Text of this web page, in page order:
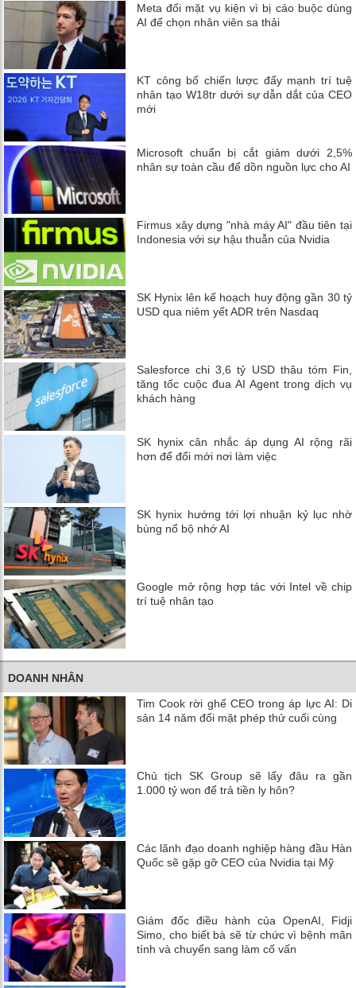
Meta đối mặt vụ kiện vì bị cáo buộc dùng
AI để chọn nhân viên sa thải
KT công bố chiến lược đẩy mạnh trí tuệ
nhân tạo W18tr dưới sự dẫn dắt của CEO
mới
Microsoft chuẩn bị cắt giảm dưới 2,5%
nhân sự toàn cầu để dồn nguồn lực cho AI
Firmus xây dựng "nhà máy AI" đầu tiên tại
Indonesia với sự hậu thuẫn của Nvidia
SK Hynix lên kế hoạch huy động gần 30 tỷ
USD qua niêm yết ADR trên Nasdaq
Salesforce chi 3,6 tỷ USD thâu tóm Fin,
tăng tốc cuộc đua AI Agent trong dịch vụ
khách hàng
SK hynix cân nhắc áp dụng AI rộng rãi
hơn để đổi mới nơi làm việc
SK hynix hướng tới lợi nhuận kỷ lục nhờ
bùng nổ bộ nhớ AI
Google mở rộng hợp tác với Intel về chip
trí tuệ nhân tạo
DOANH NHÂN
Tim Cook rời ghế CEO trong áp lực AI: Di
sản 14 năm đối mặt phép thử cuối cùng
Chủ tịch SK Group sẽ lấy đâu ra gần
1.000 tỷ won để trả tiền ly hôn?
Các lãnh đạo doanh nghiệp hàng đầu Hàn
Quốc sẽ gặp gỡ CEO của Nvidia tại Mỹ
Giám đốc điều hành của OpenAI, Fidji
Simo, cho biết bà sẽ từ chức vì bệnh mãn
tính và chuyển sang làm cố vấn